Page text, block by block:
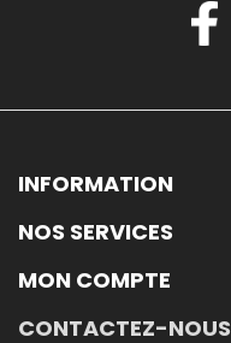
INFORMATION
NOS SERVICES
MON COMPTE
CONTACTEZ-NOUS